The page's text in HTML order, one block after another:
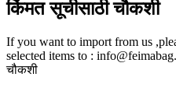
किंमत सूचीसाठी चौकशी
If you want to import from us
selected items to :
चौकशी